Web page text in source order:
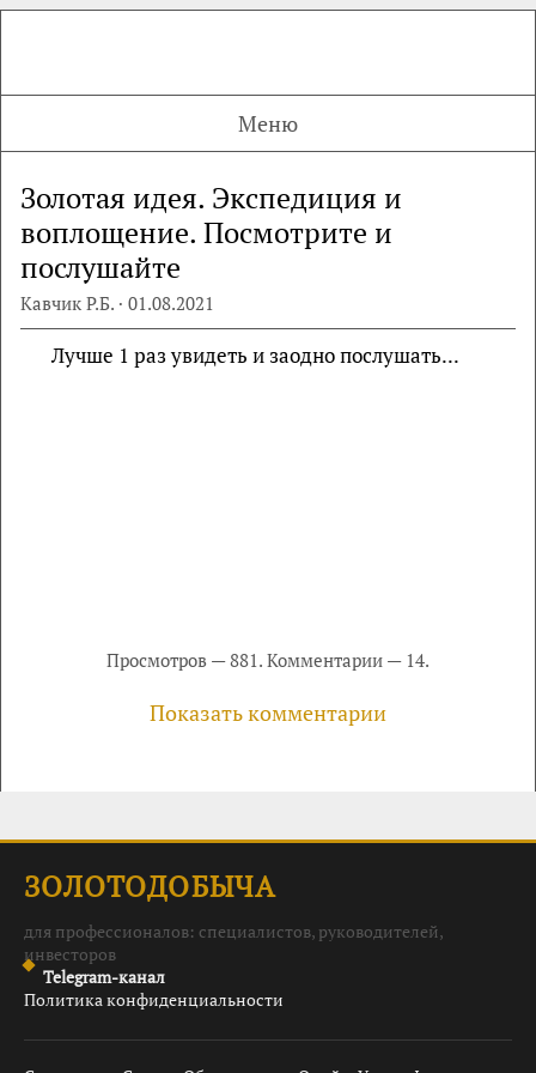
Меню
Золотая идея. Экспедиция и
воплощение. Посмотрите и
послушайте
Кавчик Р.Б. · 01.08.2021
Лучше 1 раз увидеть и заодно послушать...
Просмотров — 881. Комментарии — 14.
Показать комментарии
ЗОЛОТОДОБЫЧА
для профессионалов: специалистов, руководителей,
инвесторов
Telegram-канал
Политика конфиденциальности